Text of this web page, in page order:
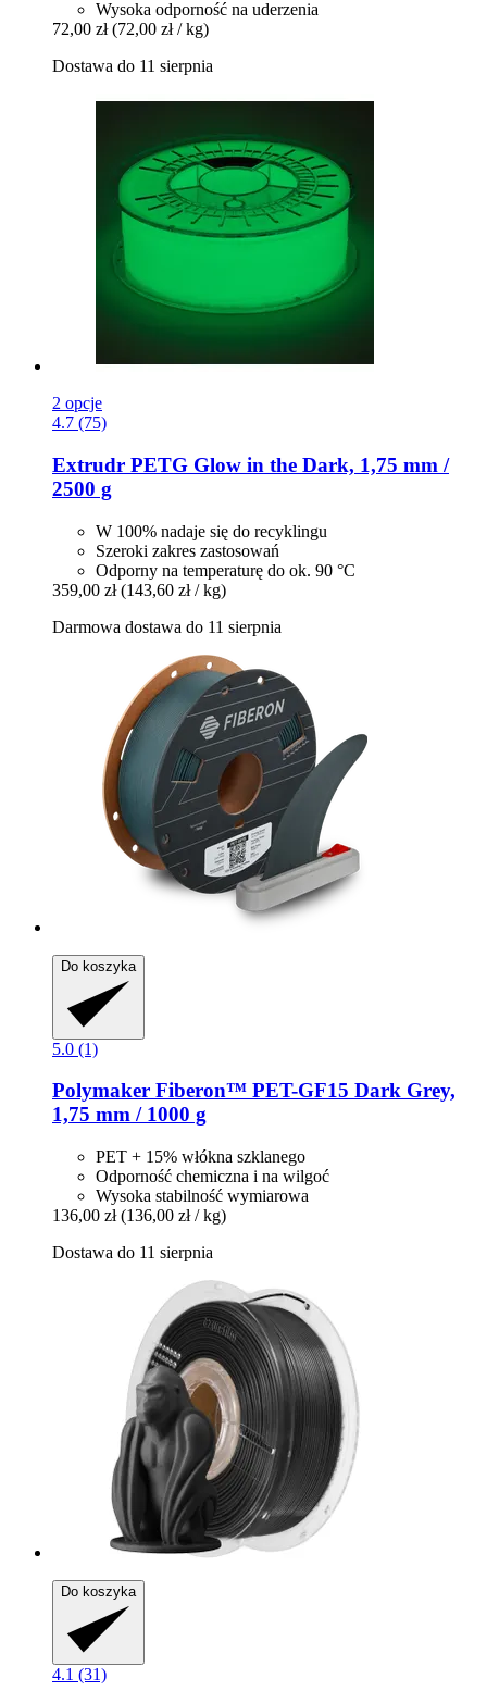
Wysoka odporność na uderzenia
72,00 zł (72,00 zł / kg)
Dostawa do 11 sierpnia
2 opcje
4.7 (75)
Extrudr PETG Glow in the Dark, 1,75 mm /
2500 g
W 100% nadaje się do recyklingu
Szeroki zakres zastosowań
Odporny na temperaturę do ok. 90 °C
359,00 zł (143,60 zł / kg)
Darmowa dostawa do 11 sierpnia
Do koszyka
5.0 (1)
Polymaker Fiberon™ PET-​GF15 Dark Grey,
1,75 mm / 1000 g
PET + 15% włókna szklanego
Odporność chemiczna i na wilgoć
Wysoka stabilność wymiarowa
136,00 zł (136,00 zł / kg)
Dostawa do 11 sierpnia
Do koszyka
4.1 (31)